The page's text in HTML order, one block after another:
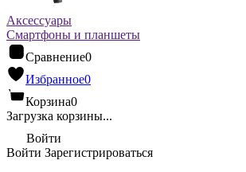
Аксессуары
Смартфоны и планшеты
Сравнение0
Избранное0
Корзина0
Загрузка корзины...
Войти
Войти Зарегистрироваться